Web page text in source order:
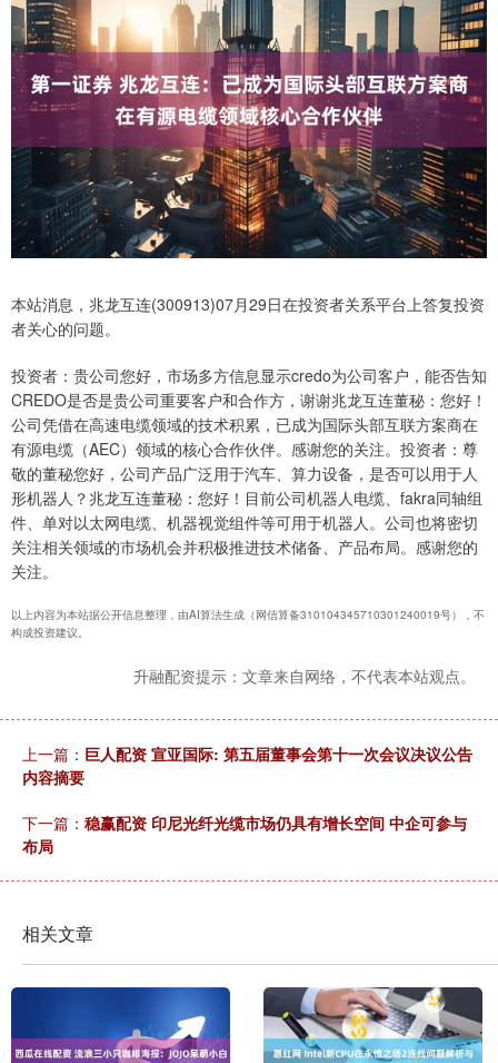
本站消息，兆龙互连(300913)07月29日在投资者关系平台上答复投资
者关心的问题。
投资者：贵公司您好，市场多方信息显示credo为公司客户，能否告知
CREDO是否是贵公司重要客户和合作方，谢谢兆龙互连董秘：您好！
公司凭借在高速电缆领域的技术积累，已成为国际头部互联方案商在
有源电缆（AEC）领域的核心合作伙伴。感谢您的关注。投资者：尊
敬的董秘您好，公司产品广泛用于汽车、算力设备，是否可以用于人
形机器人？兆龙互连董秘：您好！目前公司机器人电缆、fakra同轴组
件、单对以太网电缆、机器视觉组件等可用于机器人。公司也将密切
关注相关领域的市场机会并积极推进技术储备、产品布局。感谢您的
关注。
以上内容为本站据公开信息整理，由AI算法生成（网信算备310104345710301240019号），不
构成投资建议。
升融配资提示：文章来自网络，不代表本站观点。
上一篇： 巨人配资 宣亚国际: 第五届董事会第十一次会议决议公告
内容摘要
下一篇： 稳赢配资 印尼光纤光缆市场仍具有增长空间 中企可参与
布局
相关文章